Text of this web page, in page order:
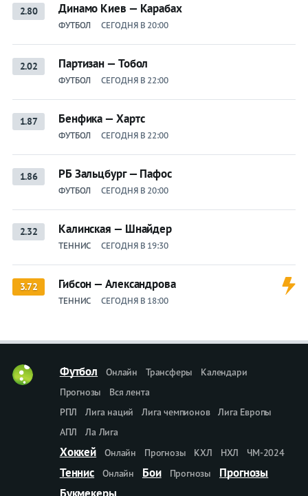
2.80 Динамо Киев — Карабах
ФУТБОЛ СЕГОДНЯ В 20:00
2.02 Партизан — Тобол
ФУТБОЛ СЕГОДНЯ В 22:00
1.87 Бенфика — Хартс
ФУТБОЛ СЕГОДНЯ В 22:00
1.86 РБ Зальцбург — Пафос
ФУТБОЛ СЕГОДНЯ В 20:00
2.32 Калинская — Шнайдер
ТЕННИС СЕГОДНЯ В 19:30
3.72 Гибсон — Александрова
ТЕННИС СЕГОДНЯ В 18:00
Футбол Онлайн Трансферы
Календари
Прогнозы
Вся лента
РПЛ
Лига наций Лига чемпионов
Лига Европы
АПЛ
Ла Лига
Хоккей Онлайн Прогнозы КХЛ НХЛ ЧМ-2024
Теннис Онлайн Бои Прогнозы
Прогнозы